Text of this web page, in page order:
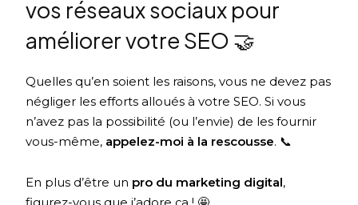
vos réseaux sociaux pour
améliorer votre SEO 🤝
Quelles qu’en soient les raisons, vous ne devez pas
négliger les efforts alloués à votre SEO. Si vous
n’avez pas la possibilité (ou l’envie) de les fournir
vous-même, appelez-moi à la rescousse. 📞
En plus d’être un pro du marketing digital,